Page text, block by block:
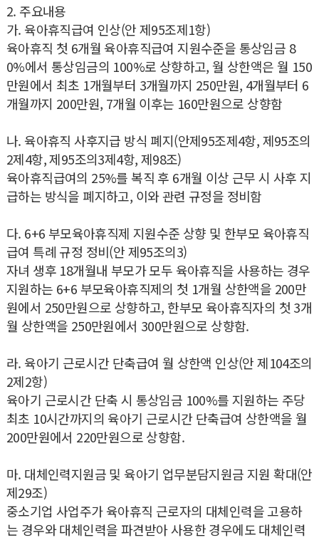
2. 주요내용
가. 육아휴직급여 인상(안 제95조제1항)
육아휴직 첫 6개월 육아휴직급여 지원수준을 통상임금 8
0%에서 통상임금의 100%로 상향하고, 월 상한액은 월 150
만원에서 최초 1개월부터 3개월까지 250만원, 4개월부터 6
개월까지 200만원, 7개월 이후는 160만원으로 상향함
나. 육아휴직 사후지급 방식 폐지(안제95조제4항, 제95조의
2제4항, 제95조의3제4항, 제98조)
육아휴직급여의 25%를 복직 후 6개월 이상 근무 시 사후 지
급하는 방식을 폐지하고, 이와 관련 규정을 정비함
다. 6+6 부모육아휴직제 지원수준 상향 및 한부모 육아휴직
급여 특례 규정 정비(안 제95조의3)
자녀 생후 18개월내 부모가 모두 육아휴직을 사용하는 경우
지원하는 6+6 부모육아휴직제의 첫 1개월 상한액을 200만
원에서 250만원으로 상향하고, 한부모 육아휴직자의 첫 3개
월 상한액을 250만원에서 300만원으로 상향함.
라. 육아기 근로시간 단축급여 월 상한액 인상(안 제104조의
2제2항)
육아기 근로시간 단축 시 통상임금 100%를 지원하는 주당
최초 10시간까지의 육아기 근로시간 단축급여 상한액을 월
200만원에서 220만원으로 상향함.
마. 대체인력지원금 및 육아기 업무분담지원금 지원 확대(안
제29조)
중소기업 사업주가 육아휴직 근로자의 대체인력을 고용하
는 경우와 대체인력을 파견받아 사용한 경우에도 대체인력